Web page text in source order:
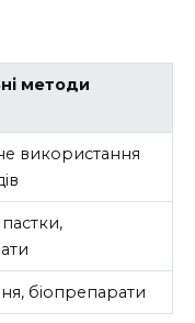
методи
використання
пастки,
біопрепарати